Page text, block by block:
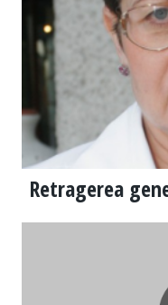
Retragerea